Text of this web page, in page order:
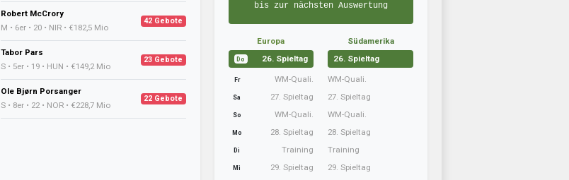
Robert McCrory
M • 6er • 20 • NIR • €182,5 Mio
42 Gebote
Tabor Pars
S • 5er • 19 • HUN • €149,2 Mio
23 Gebote
Ole Bjørn Porsanger
S • 8er • 22 • NOR • €228,7 Mio
22 Gebote
bis zur nächsten Auswertung
Europa
Do 26. Spieltag
Fr WM-Quali.
Sa 27. Spieltag
So WM-Quali.
Mo 28. Spieltag
Di Training
Mi 29. Spieltag
Südamerika
26. Spieltag
WM-Quali.
27. Spieltag
WM-Quali.
28. Spieltag
Training
29. Spieltag